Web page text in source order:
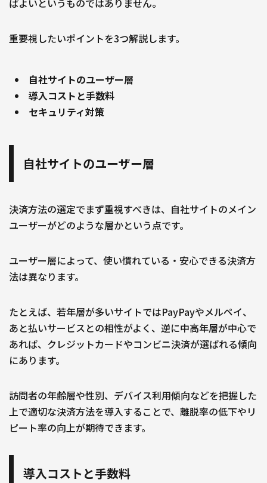
ばよいというものではありません。
重要視したいポイントを3つ解説します。
自社サイトのユーザー層
導入コストと手数料
セキュリティ対策
自社サイトのユーザー層
決済方法の選定でまず重視すべきは、自社サイトのメイン
ユーザーがどのような層かという点です。
ユーザー層によって、使い慣れている・安心できる決済方
法は異なります。
たとえば、若年層が多いサイトではPayPayやメルペイ、
あと払いサービスとの相性がよく、逆に中高年層が中心で
あれば、クレジットカードやコンビニ決済が選ばれる傾向
にあります。
訪問者の年齢層や性別、デバイス利用傾向などを把握した
上で適切な決済方法を導入することで、離脱率の低下やリ
ピート率の向上が期待できます。
導入コストと手数料